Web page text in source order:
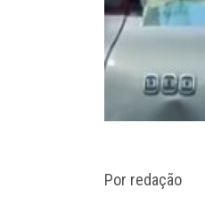
Por redação